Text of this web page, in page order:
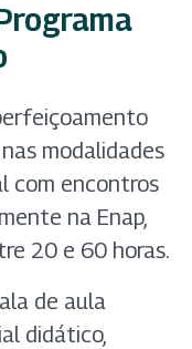
modalidades
com encontros
na Enap,
20 e 60 horas.
de aula
didático,